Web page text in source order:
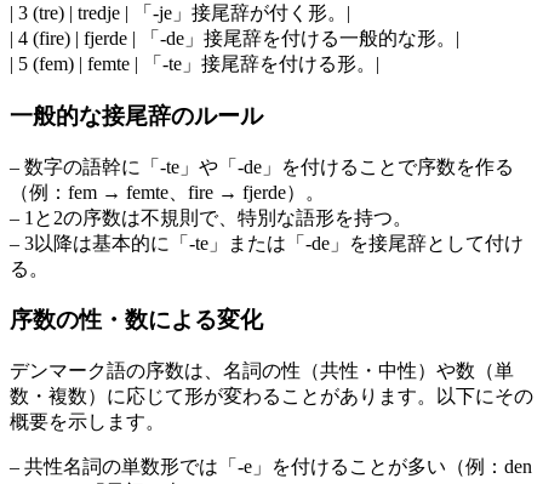
| 3 (tre) | tredje | 「-je」接尾辞が付く形。|
| 4 (fire) | fjerde | 「-de」接尾辞を付ける一般的な形。|
| 5 (fem) | femte | 「-te」接尾辞を付ける形。|
一般的な接尾辞のルール
– 数字の語幹に「-te」や「-de」を付けることで序数を作る
（例：fem → femte、fire → fjerde）。
– 1と2の序数は不規則で、特別な語形を持つ。
– 3以降は基本的に「-te」または「-de」を接尾辞として付け
る。
序数の性・数による変化
デンマーク語の序数は、名詞の性（共性・中性）や数（単
数・複数）に応じて形が変わることがあります。以下にその
概要を示します。
– 共性名詞の単数形では「-e」を付けることが多い（例：den